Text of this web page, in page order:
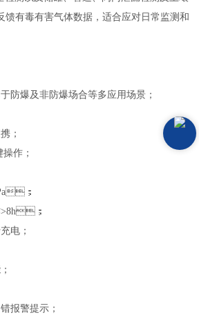
反馈有毒有害气体数据，适合应对日常监测和
防爆及非防爆场合等多应用场景；
；
；
；
>8h；
；
报警提示；